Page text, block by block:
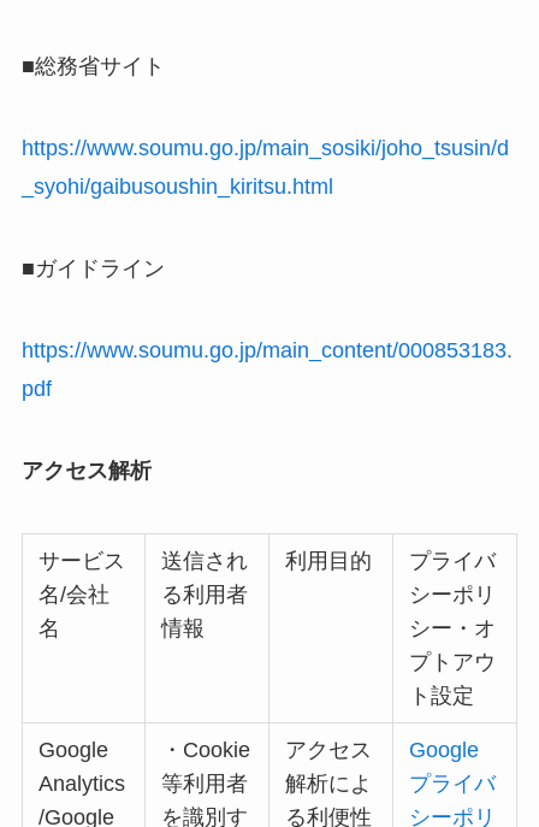
■総務省サイト
https://www.soumu.go.jp/main_sosiki/joho_tsusin/d
_syohi/gaibusoushin_kiritsu.html
■ガイドライン
https://www.soumu.go.jp/main_content/000853183.
pdf
アクセス解析
サービス
名/会社
名
送信され
る利用者
情報
利用目的
プライバ
シーポリ
シー・オ
プトアウ
ト設定
Google
Analytics
/Google
・Cookie
等利用者
を識別す
アクセス
解析によ
る利便性
Google
プライバ
シーポリ